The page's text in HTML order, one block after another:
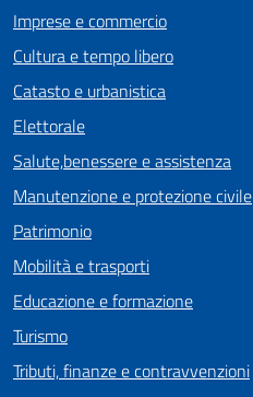
Imprese e commercio
Cultura e tempo libero
Catasto e urbanistica
Elettorale
Salute,benessere e assistenza
Manutenzione e protezione civile
Patrimonio
Mobilità e trasporti
Educazione e formazione
Turismo
Tributi, finanze e contravvenzioni